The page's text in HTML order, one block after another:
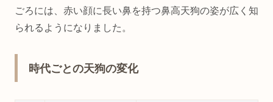
ごろには、赤い顔に長い鼻を持つ鼻高天狗の姿が広く知
られるようになりました。
時代ごとの天狗の変化